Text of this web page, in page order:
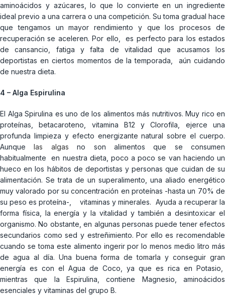
aminoácidos y azúcares, lo que lo convierte en un ingrediente
ideal previo a una carrera o una competición. Su toma gradual hace
que tengamos un mayor rendimiento y que los procesos de
recuperación se aceleren. Por ello, es perfecto para los estados
de cansancio, fatiga y falta de vitalidad que acusamos los
deportistas en ciertos momentos de la temporada, aún cuidando
de nuestra dieta.
4 – Alga Espirulina
El Alga Spirulina es uno de los alimentos más nutritivos. Muy rico en
proteínas, betacaroteno, vitamina B12 y Clorofila, ejerce una
profunda limpieza y efecto energizante natural sobre el cuerpo.
Aunquelas algas no son alimentos que se consumen
habitualmente en nuestra dieta, poco a poco se van haciendo un
hueco en los hábitos de deportistas y personas que cuidan de su
alimentación. Se trata de un superalimento, una aliado energético
muy valorado por su concentración en proteínas -hasta un 70% de
su peso es proteína-, vitaminas y minerales. Ayuda a recuperar la
forma física, la energía y la vitalidad y también a desintoxicar el
organismo. No obstante, en algunas personas puede tener efectos
secundarios como sed y estreñimiento. Por ello es recomendable
cuando se toma este alimento ingerir por lo menos medio litro más
de agua al día. Una buena forma de tomarla y conseguir gran
energía es con el Agua de Coco, ya que es rica en Potasio,
mientras que la Espirulina, contiene Magnesio, aminoácidos
esenciales y vitaminas del grupo B.